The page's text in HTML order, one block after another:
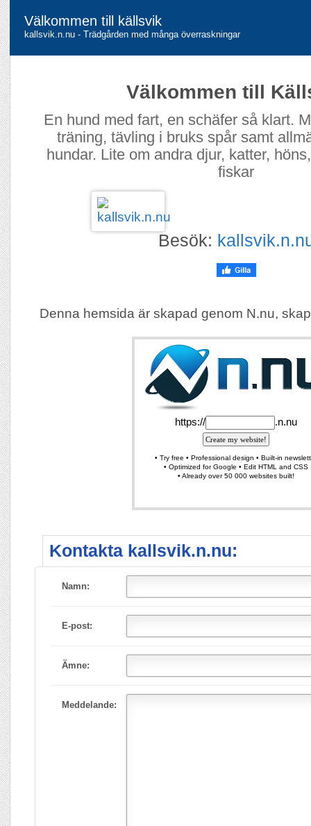
Välkommen till källsvik
kallsvik.n.nu - Trädgården med många överraskningar
Välkommen till
En hund med fart, en schäfer så klart.
träning, tävling i bruks spår samt
hundar. Lite om andra djur, katter,
fiskar
Besök:
Denna hemsida är skapad genom N.nu,
Kontakta kallsvik.n.nu:
Namn:
E-post:
Ämne:
Meddelande: